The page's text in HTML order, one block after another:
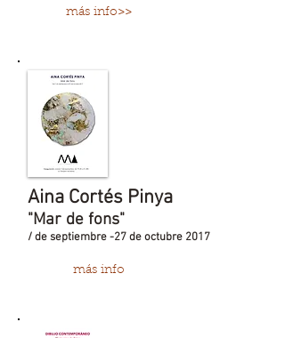
más info>>
Aina Cortés Pinya
"Mar de fons"
/ de septiembre -27 de octubre 2017
más info